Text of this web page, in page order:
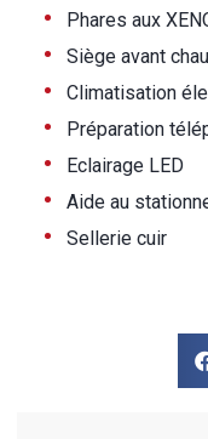
• Phares aux
• Siège avant
• Climatisation
• Préparation
• Eclairage LED
• Aide au
• Sellerie cuir